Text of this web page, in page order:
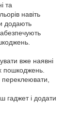
та
навіть
додають
вже наявні
пошкоджень.
гаджет і додати